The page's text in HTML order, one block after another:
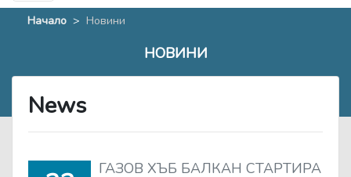
Начало > Новини
НОВИНИ
News
ГАЗОВ ХЪБ БАЛКАН СТАРТИРА